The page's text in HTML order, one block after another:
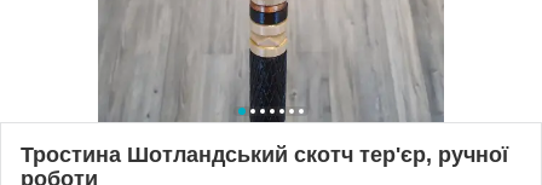
Тростина Шотландський скотч тер'єр, ручної
роботи